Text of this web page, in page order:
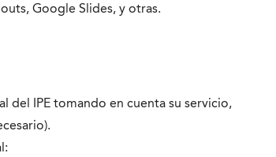
Google Slides, y otras.
del IPE tomando en cuenta su servicio,